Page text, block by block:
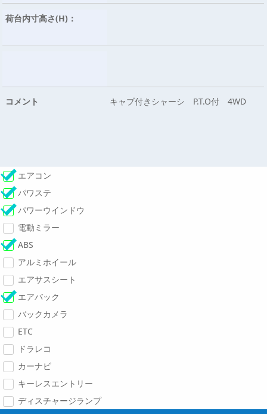
荷台内寸高さ(H)：
コメント キャブ付きシャーシ P.T.O付 4WD
エアコン
パワステ
パワーウインドウ
電動ミラー
ABS
アルミホイール
エアサスシート
エアバック
バックカメラ
ETC
ドラレコ
カーナビ
キーレスエントリー
ディスチャージランプ